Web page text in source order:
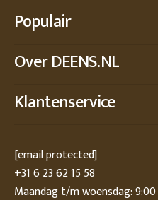
Populair
Over DEENS.NL
Klantenservice
[email protected]
+31 6 23 62 15 58
Maandag t/m woensdag: